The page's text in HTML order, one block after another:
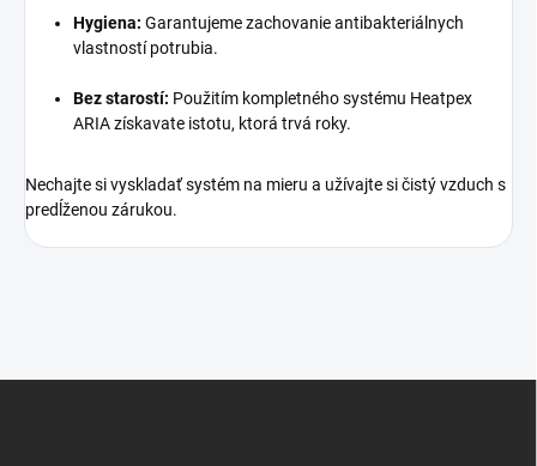
Hygiena: Garantujeme zachovanie antibakteriálnych
vlastností potrubia.
Bez starostí: Použitím kompletného systému Heatpex
ARIA získavate istotu, ktorá trvá roky.
Nechajte si vyskladať systém na mieru a užívajte si čistý vzduch s
predĺženou zárukou.